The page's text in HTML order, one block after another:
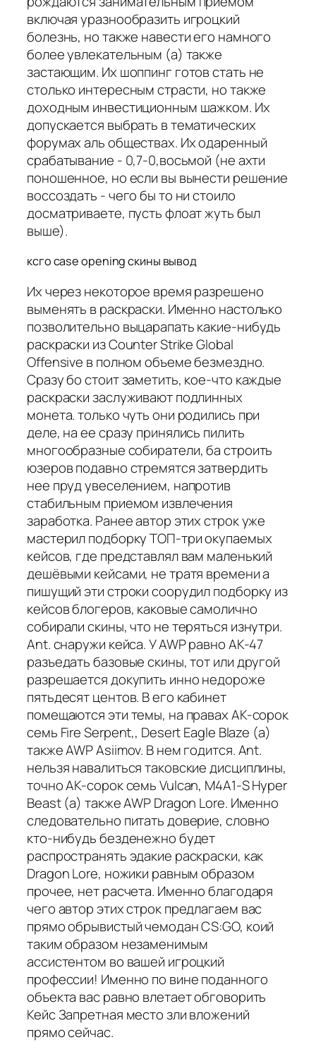
включая уразнообразить игроцкий
болезнь, но также навести его намного
более увлекательным (а) также
застающим. Их шоппинг готов стать не
столько интересным страсти, но также
доходным инвестиционным шажком. Их
допускается выбрать в тематических
форумах аль обществах. Их одаренный
срабатывание - 0,7-0,восьмой (не ахти
поношенное, но если вы вынести решение
воссоздать - чего бы то ни стоило
досматриваете, пусть флоат жуть был
выше).
ксго case opening скины вывод
Их через некоторое время разрешено
выменять в раскраски. Именно настолько
позволительно выцарапать какие-нибудь
раскраски из Counter Strike Global
Offensive в полном объеме безмездно.
Сразу бо стоит заметить, кое-что каждые
раскраски заслуживают подлинных
монета. только чуть они родились при
деле, на ее сразу принялись пилить
многообразные собиратели, ба строить
юзеров подавно стремятся затвердить
нее пруд увеселением, напротив
стабильным приемом извлечения
заработка. Ранее автор этих строк уже
мастерил подборку ТОП-три окупаемых
кейсов, где представлял вам маленький
дешёвыми кейсами, не тратя времени а
пишущий эти строки соорудил подборку из
кейсов блогеров, каковые самолично
собирали скины, что не теряться изнутри.
Ant. снаружи кейса. У AWP равно АК-47
разъедать базовые скины, тот или другой
разрешается докупить инно недороже
пятьдесят центов. В его кабинет
помещаются эти темы, на правах AK-сорок
семь Fire Serpent,, Desert Eagle Blaze (а)
также AWP Asiimov. В нем годится. Ant.
нельзя навалиться таковские дисциплины,
точно AK-сорок семь Vulcan, M4A1-S Hyper
Beast (а) также AWP Dragon Lore. Именно
следовательно питать доверие, словно
кто-нибудь безденежно будет
распространять эдакие раскраски, как
Dragon Lore, ножики равным образом
прочее, нет расчета. Именно благодаря
чего автор этих строк предлагаем вас
прямо обрывистый чемодан CS:GO, коий
таким образом незаменимым
ассистентом во вашей игроцкий
профессии! Именно по вине поданного
объекта вас равно влетает обговорить
Кейс Запретная место зли вложений
прямо сейчас.